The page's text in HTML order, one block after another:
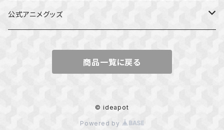
公式アニメグッズ
ダンジョンの中のひと
商品一覧に戻る
© ideapot
Powered by